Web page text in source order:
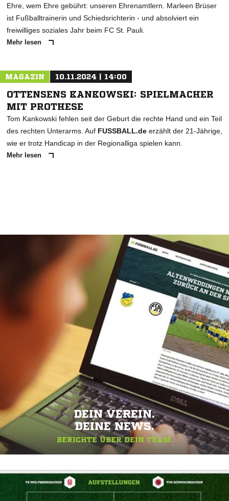
Ehre, wem Ehre gebührt: unseren Ehrenamtlern. Marleen Brüser
ist Fußballtrainerin und Schiedsrichterin - und absolviert ein
freiwilliges soziales Jahr beim FC St. Pauli.
Mehr lesen
MAGAZIN 10.11.2024 | 14:00
OTTENSENS KANKOWSKI: SPIELMACHER
MIT PROTHESE
Tom Kankowski fehlen seit der Geburt die rechte Hand und ein Teil
des rechten Unterarms. Auf FUSSBALL.de erzählt der 21-Jährige,
wie er trotz Handicap in der Regionalliga spielen kann.
Mehr lesen
DEIN VEREIN.
DEINE NEWS.
BERICHTE ÜBER DEIN TEAM.